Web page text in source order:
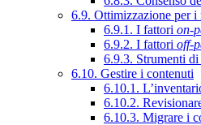
6.9. Ottimizzazione per
6.9.1. I fattori on-
6.9.2. I fattori off-
6.9.3. Strumenti
6.10. Gestire i contenuti
6.10.1.
6.10.2.
6.10.3. Migrare i